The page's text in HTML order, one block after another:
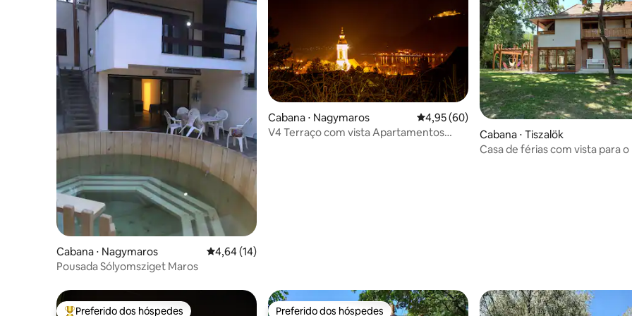
Cabana ⋅ Nagymaros 4,64 de uma avaliação média de 5, 14 avaliações
4,64 (14)
Pousada Sólyomsziget Maros
Cabana ⋅ Nagymaros 4,95 de uma avaliação média de 5, 60
4,95 (60)
V4 Terraço com vista Apartamentos
Cabana ⋅ Tiszalök
Casa de férias com vista para o
Preferido dos hóspedes Preferido dos hóspedes